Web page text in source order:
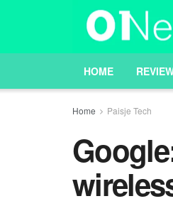
HOME
Home Paisje Tech